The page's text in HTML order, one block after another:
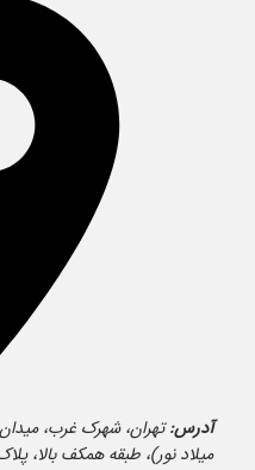
آدرس:تهران، شهرک غرب،
میلاد نور)، طبقه همکف بالا، پلاک ۴۷ و